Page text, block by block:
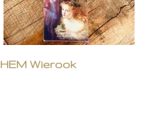
HEM Wierook